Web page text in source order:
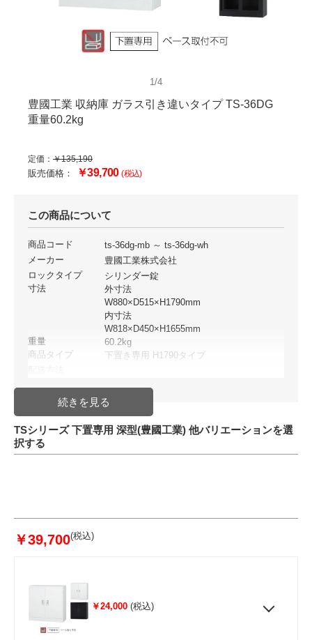
1/4
豊國工業 収納庫 ガラス引き違いタイプ TS-36DG
重量60.2kg
定価： ￥135,190
販売価格： ￥39,700(税込)
この商品について
商品コード
ts-36dg-mb ～ ts-36dg-wh
メーカー
豊國工業株式会社
ロックタイプ
シリンダー錠
寸法
外寸法
W880×D515×H1790mm
内寸法
W818×D450×H1655mm
重量
60.2kg
商品タイプ
下置き専用 H1790タイプ
4549081790982
TSシリーズ 下置専用 深型(豊國工業) 他バリエーションを選
択する
￥39,700(税込)
￥24,000 (税込)